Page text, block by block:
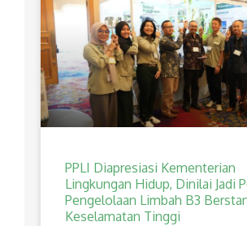
PPLI Diapresiasi Kementerian
Lingkungan Hidup, Dinilai Jadi
Pengelolaan Limbah B3
Keselamatan Tinggi